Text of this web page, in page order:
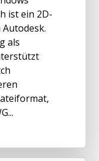
ist ein 2D-
als